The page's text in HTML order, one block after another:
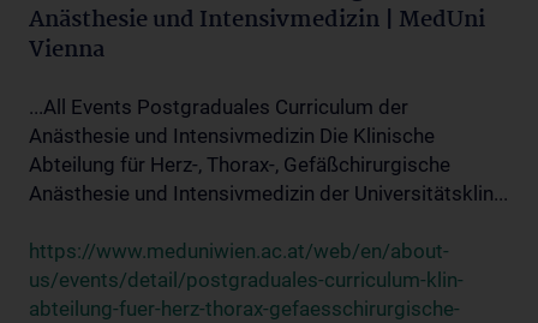
Anästhesie und Intensivmedizin | MedUni
Vienna
...All Events Postgraduales Curriculum der
Anästhesie und Intensivmedizin Die Klinische
Abteilung für Herz-, Thorax-, Gefäßchirurgische
Anästhesie und Intensivmedizin der Universitätsklin...
https://www.meduniwien.ac.at/web/en/about-
us/events/detail/postgraduales-curriculum-klin-
abteilung-fuer-herz-thorax-gefaesschirurgische-